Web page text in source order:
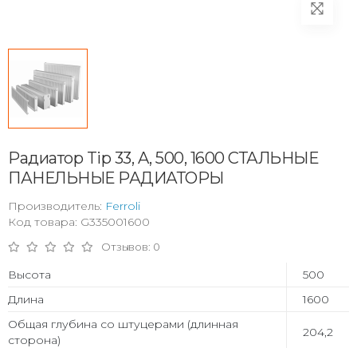
Радиатор Tip 33, A, 500, 1600 СТАЛЬНЫЕ
ПАНЕЛЬНЫЕ РАДИАТОРЫ
Производитель: Ferroli
Код товара: G335001600
Отзывов: 0
Высота
500
Длина
1600
Общая глубина со штуцерами (длинная
сторона)
204,2